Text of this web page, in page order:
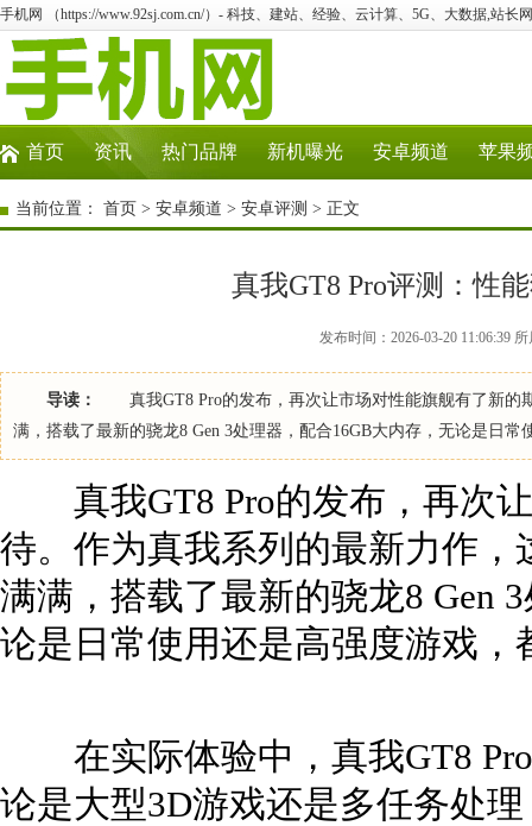
手机网 （https://www.92sj.com.cn/）- 科技、建站、经验、云计算、5G、大数据,站长
首页 资讯 热门品牌 新机曝光 安卓频道 苹果
当前位置： 首页 > 安卓频道 > 安卓评测 > 正文
真我GT8 Pro评测：性
发布时间：2026-03-20 11:06:39
导读：
真我GT8 Pro的发布，再次让市场对性能旗舰有了新的
满，搭载了最新的骁龙8 Gen 3处理器，配合16GB大内存，无论是日
真我GT8 Pro的发布，再次让
待。作为真我系列的最新力作
满满，搭载了最新的骁龙8 Gen
论是日常使用还是高强度游戏，
在实际体验中，真我GT8 Pro
论是大型3D游戏还是多任务处